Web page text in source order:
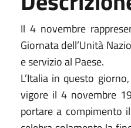
Il 4 novembre
Giornata dell’Unità
e servizio al Paese.
L’Italia in questo
vigore il 4 novembre
portare a compimento